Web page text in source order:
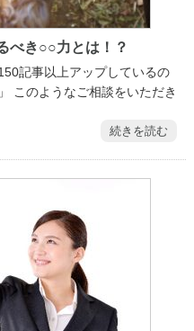
べき○○力とは！？
記事以上アップしているの
このようなご相談をいただき
続きを読む